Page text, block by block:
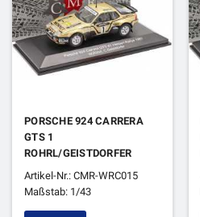
PORSCHE 924 CARRERA
GTS 1
ROHRL/GEISTDORFER
RALLYE HESSEN 1981 1ER
Artikel-Nr.: CMR-WRC015
Maßstab: 1/43